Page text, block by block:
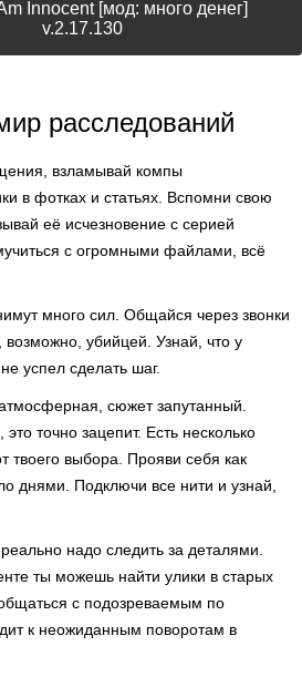
Innocent [мод: много денег]
v.2.17.130
расследований
взламывай компы
в фотках и статьях. Вспомни свою
её исчезновение с серией
с огромными файлами, всё
много сил. Общайся через звонки
убийцей. Узнай, что у
успел сделать шаг.
сюжет запутанный.
точно зацепит. Есть несколько
твоего выбора. Прояви себя как
днями. Подключи все нити и узнай,
надо следить за деталями.
ты можешь найти улики в старых
с подозреваемым по
к неожиданным поворотам в